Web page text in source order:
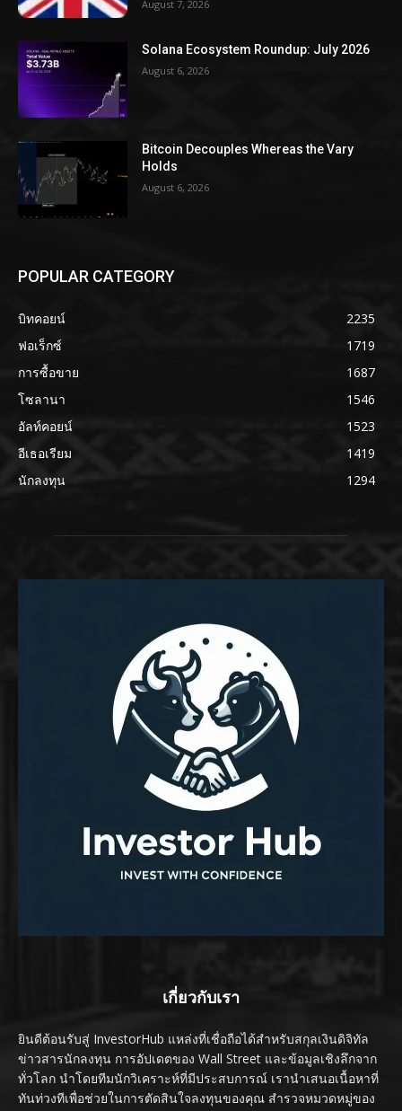
August 7, 2026
Solana Ecosystem Roundup: July 2026
August 6, 2026
Bitcoin Decouples Whereas the Vary
Holds
August 6, 2026
POPULAR CATEGORY
บิทคอยน์
2235
ฟอเร็กซ์
1719
การซื้อขาย
1687
โซลานา
1546
อัลท์คอยน์
1523
อีเธอเรียม
1419
นักลงทุน
1294
เกี่ยวกับเรา
ยินดีต้อนรับสู่ InvestorHub แหล่งที่เชื่อถือได้สำหรับสกุลเงินดิจิทัล
ข่าวสารนักลงทุน การอัปเดตของ Wall Street และข้อมูลเชิงลึกจาก
ทั่วโลก นำโดยทีมนักวิเคราะห์ที่มีประสบการณ์ เรานำเสนอเนื้อหาที่
ทันท่วงทีเพื่อช่วยในการตัดสินใจลงทุนของคุณ สำรวจหมวดหมู่ของ